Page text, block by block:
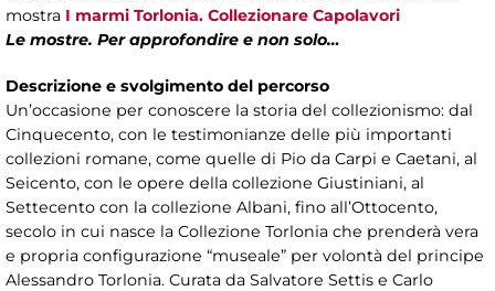
mostra I marmi Torlonia. Collezionare Capolavori
Le mostre. Per approfondire e non solo…
Descrizione e svolgimento del percorso
Un’occasione per conoscere la storia del collezionismo: dal
Cinquecento, con le testimonianze delle più importanti
collezioni romane, come quelle di Pio da Carpi e Caetani, al
Seicento, con le opere della collezione Giustiniani, al
Settecento con la collezione Albani, fino all’Ottocento,
secolo in cui nasce la Collezione Torlonia che prenderà vera
e propria configurazione “museale” per volontà del principe
Alessandro Torlonia. Curata da Salvatore Settis e Carlo